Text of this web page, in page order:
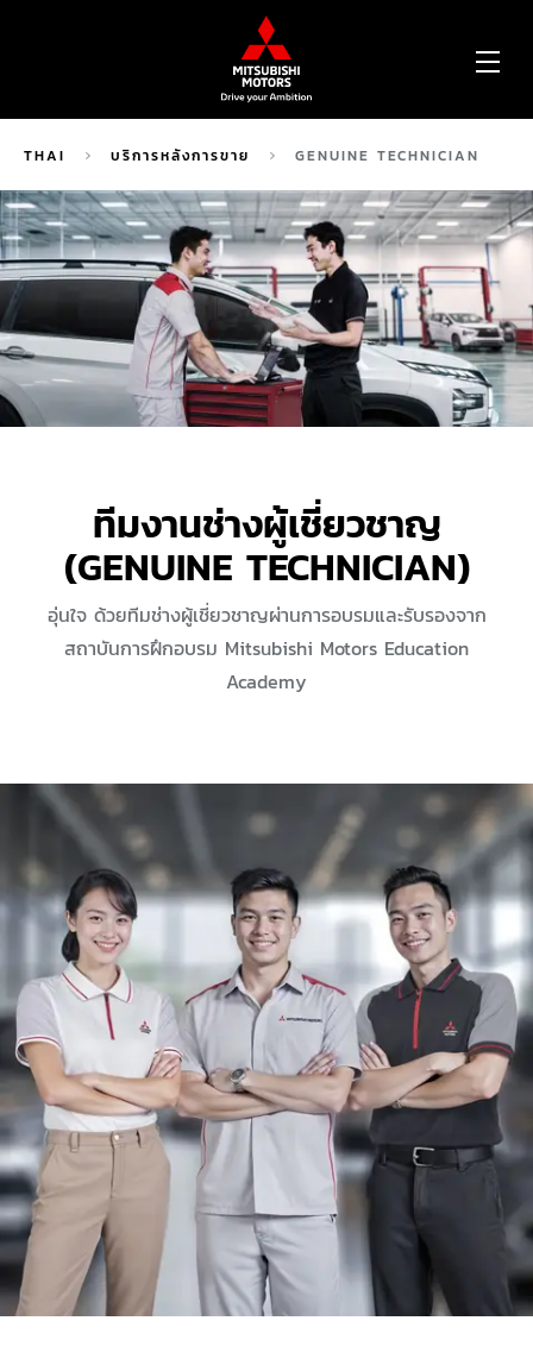
THAI บริการหลังการขาย GENUINE TECHNICIAN
ทีมงานช่างผู้เชี่ยวชาญ
(GENUINE TECHNICIAN)
อุ่นใจ ด้วยทีมช่างผู้เชี่ยวชาญผ่านการอบรมและรับรองจาก
สถาบันการฝึกอบรม Mitsubishi Motors Education
Academy